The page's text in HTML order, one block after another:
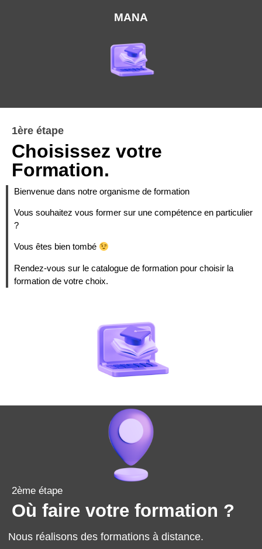
MANA
1ère étape
Choisissez votre
Formation.
Bienvenue dans notre organisme de formation
Vous souhaitez vous former sur une compétence en particulier
?
Vous êtes bien tombé
Rendez-vous sur le catalogue de formation pour choisir la
formation de votre choix.
2ème étape
Où faire votre formation ?
Nous réalisons des formations à distance.